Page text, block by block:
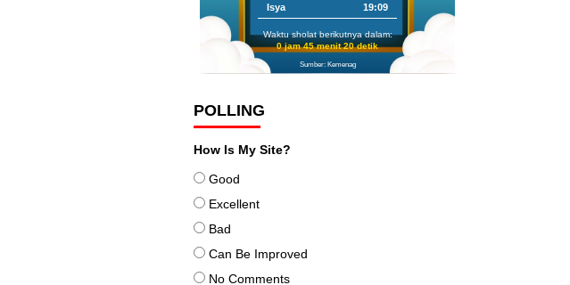
Isya 19:09
Waktu sholat berikutnya dalam:
0 jam 45 menit 19 detik
Sumber: Kemenag
POLLING
How Is My Site?
Good
Excellent
Bad
Can Be Improved
No Comments